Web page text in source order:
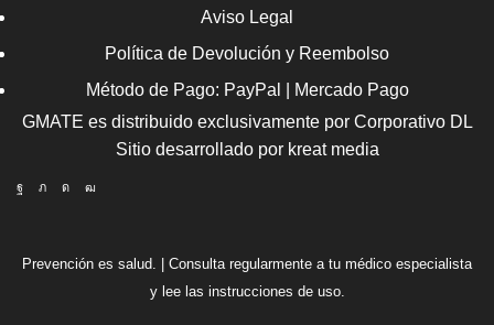
Aviso Legal
Política de Devolución y Reembolso
Método de Pago: PayPal | Mercado Pago
GMATE es distribuido exclusivamente por Corporativo DL
Sitio desarrollado por kreat media
Facebook
TwitterInstagram
Prevención es salud. | Consulta regularmente a tu médico especialista
y lee las instrucciones de uso.